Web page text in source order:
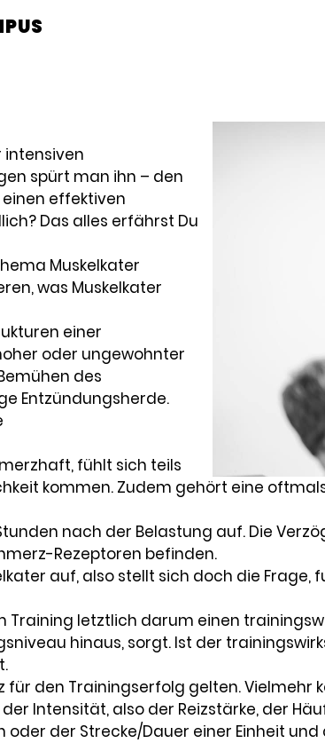
intensiven
spürt man ihn – den
einen effektiven
Das alles erfährst Du
Muskelkater
was Muskelkater
einer
oder ungewohnter
des
Entzündungsherde.
fühlt sich teils
kommen. Zudem gehört eine
nach der Belastung auf. Die
Rezeptoren befinden.
auf, also stellt sich doch die Frage,
letztlich darum einen
hinaus, sorgt. Ist der
den Trainingserfolg gelten. Vielmehr
Intensität, also der Reizstärke, der
der Strecke/Dauer einer Einheit